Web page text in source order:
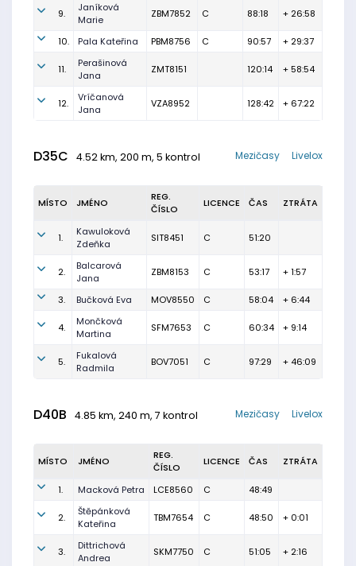
9.
Janíková
Marie
ZBM7852 C 88:18 + 26:58
10. Pala Kateřina PBM8756 C 90:57 + 29:37
11.
Perašinová
Jana
ZMT8151 120:14 + 58:54
12.
Vríčanová
Jana
VZA8952 128:42 + 67:22
D35C 4.52 km, 200 m, 5 kontrol Livelox
Mezičasy
MÍSTO JMÉNO
REG.
ČÍSLO
LICENCE ČAS ZTRÁTA
1.
Kawuloková
Zdeňka
SIT8451 C 51:20
2.
Balcarová
Jana
ZBM8153 C 53:17 + 1:57
3. Bučková Eva MOV8550 C 58:04 + 6:44
4.
Mončková
Martina
SFM7653 C 60:34 + 9:14
5.
Fukalová
Radmila
BOV7051 C 97:29 + 46:09
D40B 4.85 km, 240 m, 7 kontrol Livelox
Mezičasy
MÍSTO JMÉNO
REG.
ČÍSLO
LICENCE ČAS ZTRÁTA
1. Macková Petra LCE8560 C 48:49
2.
Štěpánková
Kateřina
TBM7654 C 48:50 + 0:01
3.
Dittrichová
Andrea
SKM7750 C 51:05 + 2:16